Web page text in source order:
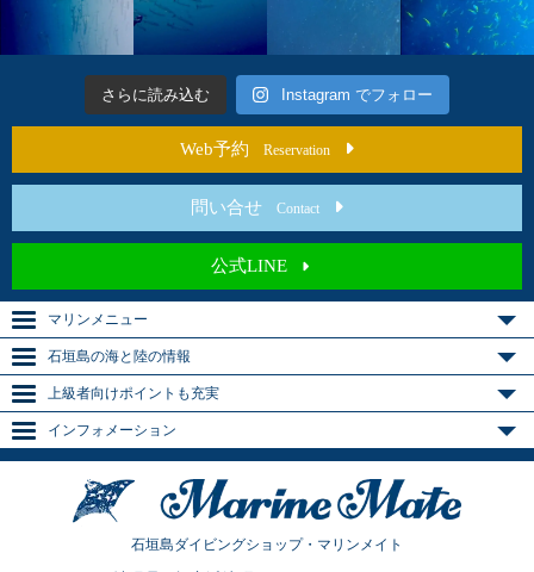
さらに読み込む Instagram でフォロー
Web予約 Reservation
問い合せ Contact
公式LINE
マリンメニュー
石垣島の海と陸の情報
上級者向けポイントも充実
インフォメーション
石垣島ダイビングショップ・マリンメイト